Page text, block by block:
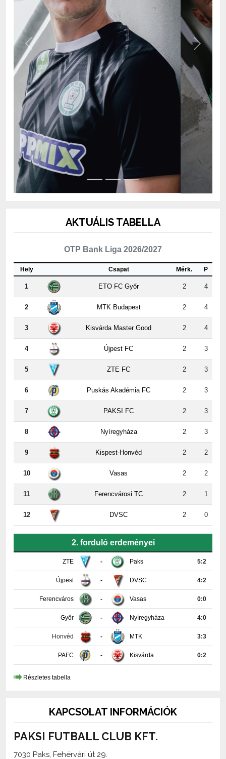
Previous Next
OTP Bank Liga 2026/2027
Csapat
1 ETO FC Győr 2 4
2 MTK Budapest 2 4
3 Kisvárda Master Good 2 4
4 Újpest FC 2 3
5 ZTE FC 2 3
6 Puskás Akadémia FC 2 3
7 PAKSI FC 2 3
8 Nyíregyháza 2 3
9 Kispest-Honvéd 2 2
10 Vasas 2 2
11 Ferencvárosi TC 2 1
12 DVSC 2 0
ZTE - Paks
Újpest DVSC 4:2
Ferencváros Vasas 0:0
Győr Nyíregyháza 4:0
Honvéd MTK 3:3
PAFC Kisvárda 0:2
Részletes tabella
PAKSI FUTBALL CLUB KFT.
7030 Paks, Fehérvári út 29.